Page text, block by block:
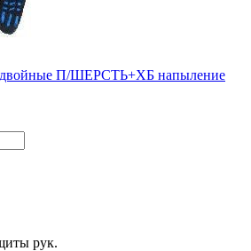
двойные П/ШЕРСТЬ+ХБ напыление
рук.